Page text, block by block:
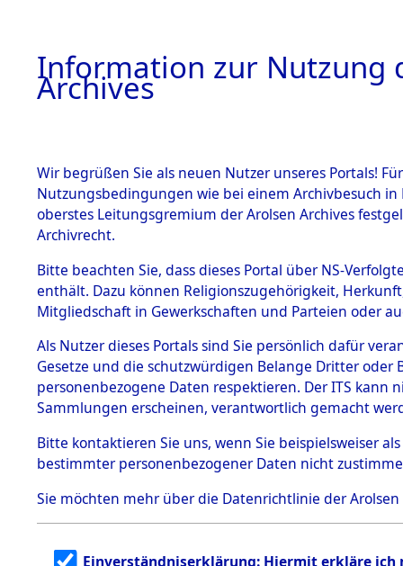
BESTÄNDE
1.
mente
5. Verschiedenes
5.3
Todesmärsche
5.3.1 Alliierte
Erhebungen
zu
Todesmärsch
en
5.3.2
g
Taxöldern
Information zur Nutzung
Archives
Wir begrüßen Sie als neuen Nutzer unseres Portals!
Nutzungsbedingungen wie bei einem Archivbesuch
oberstes Leitungsgremium der Arolsen Archives
Archivrecht.
Bitte beachten Sie, dass dieses Portal über NS-
enthält. Dazu können Religionszugehörigkeit,
Mitgliedschaft in Gewerkschaften und Parteien oder
Als Nutzer dieses Portals sind Sie persönlich dafür
Gesetze und die schutzwürdigen Belange Dritter
personenbezogene Daten respektieren. Der ITS
Sammlungen erscheinen, verantwortlich gemacht
Bitte kontaktieren Sie uns, wenn Sie beispielsweiser
bestimmter personenbezogener Daten nicht
Sie möchten mehr über die Datenrichtlinie der Arolsen
Einverständniserklärung: Hiermit erkläre ich